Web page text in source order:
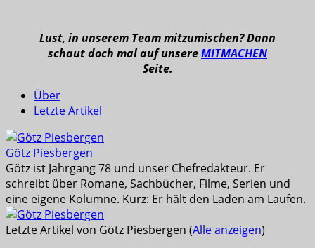
Lust, in unserem Team mitzumischen? Dann
schaut doch mal auf unsereMITMACHEN
Seite.
Über
Letzte Artikel
Götz Piesbergen
Götz ist Jahrgang 78 und unser Chefredakteur. Er
schreibt über Romane, Sachbücher, Filme, Serien und
eine eigene Kolumne. Kurz: Er hält den Laden am Laufen.
Letzte Artikel von Götz Piesbergen (Alle anzeigen)